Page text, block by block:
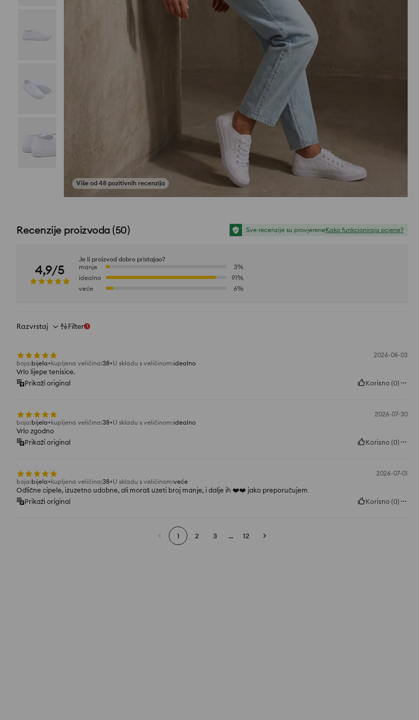
Pogledajte fotografije iz recenzija
Recenzije proizvoda (50) Sve recenzije su provjereneKako funkcioniraju ocjene?
4,9/5
Je li proizvod dobro pristajao?
manje
3%
idealno
91%
veće
6%
Razvrstaj Filter 1
2026-08-03
boja:bijela kupljena veličina:38 U skladu s veličinom:idealno
Vrlo lijepe tenisice.
Prikaži original
Korisno(0)
2026-07-30
boja:bijela kupljena veličina:38 U skladu s veličinom:idealno
Vrlo zgodno
Prikaži original
Korisno(0)
2026-07-01
boja:bijela kupljena veličina:38 U skladu s veličinom:veće
Odlične cipele, izuzetno udobne, ali moraš uzeti broj manje, i dalje ih ❤️❤️ jako preporučujem
Prikaži original
Korisno(0)
1 2 3 ... 12